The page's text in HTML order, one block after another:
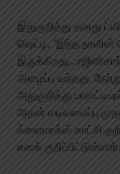
இதுகுறித்து தனது
ஷெட்டி, “இந்த
இருக்கிறது..
அழைப்பு வந்தது.
அதுகுறித்து
அதன் வடிவமைப்பு
க்ளைமாக்ஸ் காட்சி
எனக் குறிப்பிட்டுள்ளார்.